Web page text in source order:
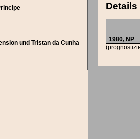
und Tristan da Cunha
Details
1980, NP